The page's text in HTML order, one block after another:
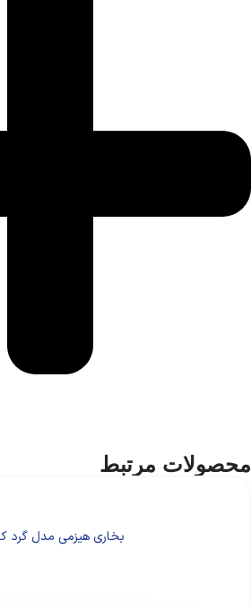
محصولات مرتبط
بخاری هیزمی مدل گرد کد